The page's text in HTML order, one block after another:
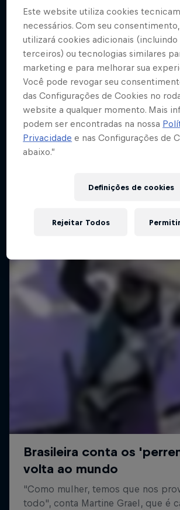
Este website utiliza cookies
necessários. Com seu
utilizará cookies adicionais (incluindo
terceiros) ou tecnologias similares
marketing e para melhorar sua
Você pode revogar seu
das Configurações de Cookies no
website a qualquer momento. Mais
podem ser encontradas na nossa
Privacidade e nas Configurações de
abaixo.”
Definições de cookies
Rejeitar Todos